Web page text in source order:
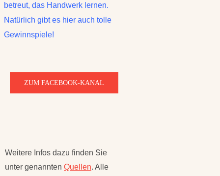
betreut, das Handwerk lernen.
Natürlich gibt es hier auch tolle
Gewinnspiele!
ZUM FACEBOOK-KANAL
Weitere Infos dazu finden Sie
unter genannten Quellen. Alle